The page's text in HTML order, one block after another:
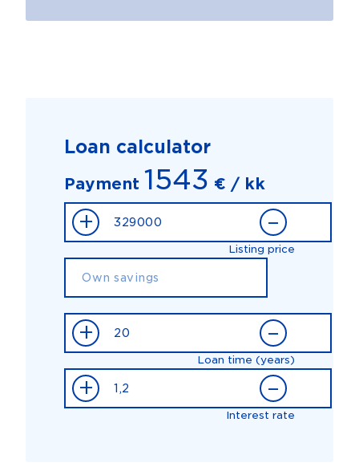
Loan calculator
Payment 1543 € / kk
–
+
Listing price
–
+
Loan time (years)
–
+
Interest rate